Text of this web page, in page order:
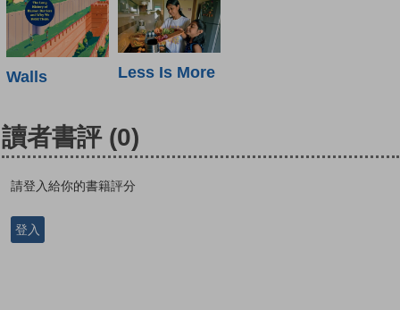
Walls Less Is More
讀者書評 (0)
請登入給你的書籍評分
登入